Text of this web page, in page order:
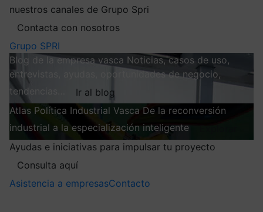
nuestros canales de Grupo Spri
Contacta con nosotros
Grupo SPRI
Blog de la empresa vasca Noticias, casos de uso,
entrevistas, ayudas, oportunidades de negocio,
tendencias…
Ir al blog
Atlas Política Industrial Vasca De la reconversión
industrial a la especialización inteligente
Ayudas e iniciativas para impulsar tu proyecto
Consulta aquí
Asistencia a empresasContacto